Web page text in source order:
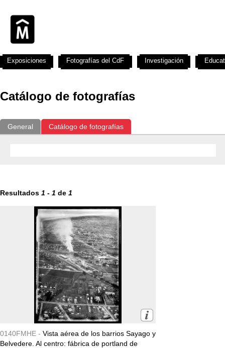
Catálogo de fotografías
General Catálogo de fotografías
Resultados 1 - 1 de 1
0140FMHE - Vista aérea de los barrios Sayago y
Belvedere. Al centro: fábrica de portland de
Exposiciones Fotografías del CdF Investigación